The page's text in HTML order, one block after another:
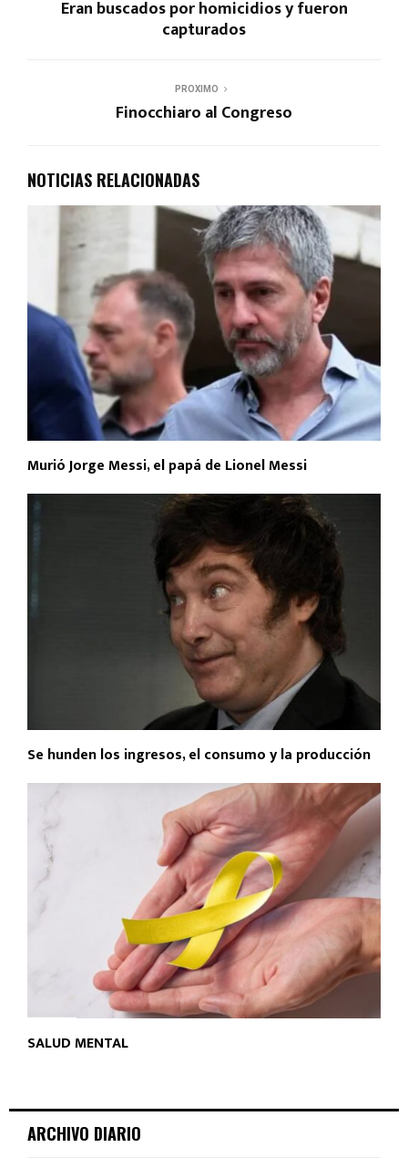
Eran buscados por homicidios y fueron
capturados
PROXIMO
Finocchiaro al Congreso
NOTICIAS RELACIONADAS
Murió Jorge Messi, el papá de Lionel Messi
Se hunden los ingresos, el consumo y la producción
SALUD MENTAL
ARCHIVO DIARIO